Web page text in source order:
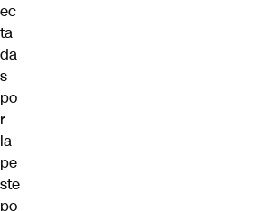
ec
ta
da
s
po
r
la
pe
ste
po